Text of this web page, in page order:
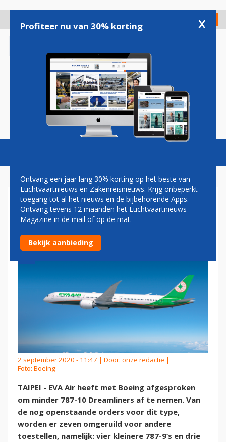
gaan
Check in
Magazine Podcasts Vacatures
EVA AIR NEEMT MINDER
BOEING 787-10'S AF
2 september 2020 - 11:47 | Door: onze redactie |
Foto: Boeing
TAIPEI - EVA Air heeft met Boeing afgesproken
om minder 787-10 Dreamliners af te nemen. Van
de nog openstaande orders voor dit type,
worden er zeven omgeruild voor andere
toestellen, namelijk: vier kleinere 787-9’s en drie
Profiteer nu van 30% korting x
Ontvang een jaar lang 30% korting op het beste van
Luchtvaartnieuws en Zakenreisnieuws. Krijg onbeperkt
toegang tot al het nieuws en de bijbehorende Apps.
Ontvang tevens 12 maanden het Luchtvaartnieuws
Magazine in de mail of op de mat.
Bekijk aanbieding